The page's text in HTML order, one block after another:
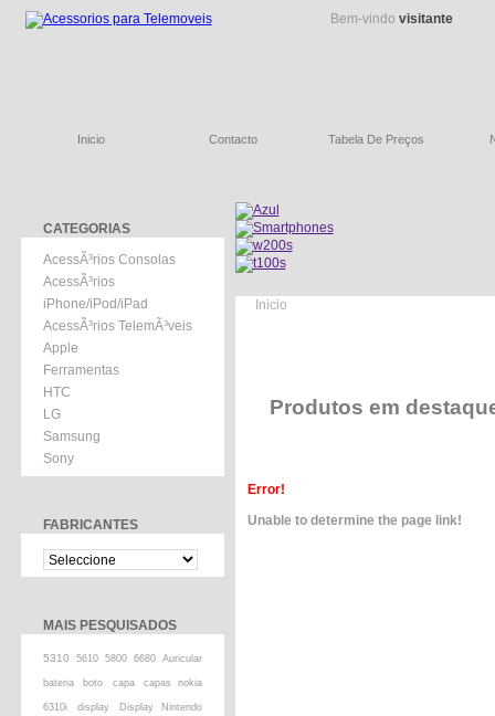
Bem-vindo visitante
Inicio Contacto Tabela De Preços
CATEGORIAS
AcessÃ³rios Consolas
AcessÃ³rios
iPhone/iPod/iPad
AcessÃ³rios TelemÃ³veis
Apple
Ferramentas
HTC
LG
Samsung
Sony
FABRICANTES
MAIS PESQUISADOS
5310 5610 5800 6680 Auricular
bateria boto capa capas nokia
6310i display Display Nintendo
Inicio
Produtos em
Error!
Unable to determine the page link!